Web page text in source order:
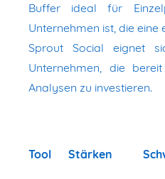
Buffer ideal für
Unternehmen ist, die eine
Sprout Social eignet
Unternehmen, die
Analysen zu investieren.
Tool Stärken